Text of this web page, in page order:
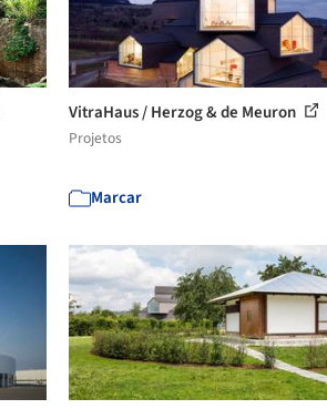
VitraHaus / Herzog & de Meuron
Projetos
Marcar